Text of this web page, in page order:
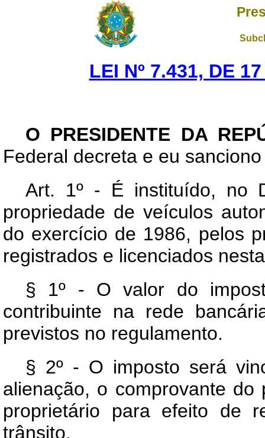
LEI Nº 7.431, DE
O PRESIDENTE DA
Federal decreta e eu
Art. 1º - É instituído, no
propriedade de veículos
do exercício de 1986, pelos
registrados e licenciados
§ 1º - O valor do
contribuinte na rede
previstos no regulamento.
§ 2º - O imposto será
alienação, o comprovante
proprietário para efeito de
trânsito.